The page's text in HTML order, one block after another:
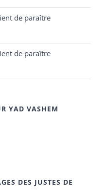
de paraître
de paraître
YAD VASHEM
DES JUSTES DE